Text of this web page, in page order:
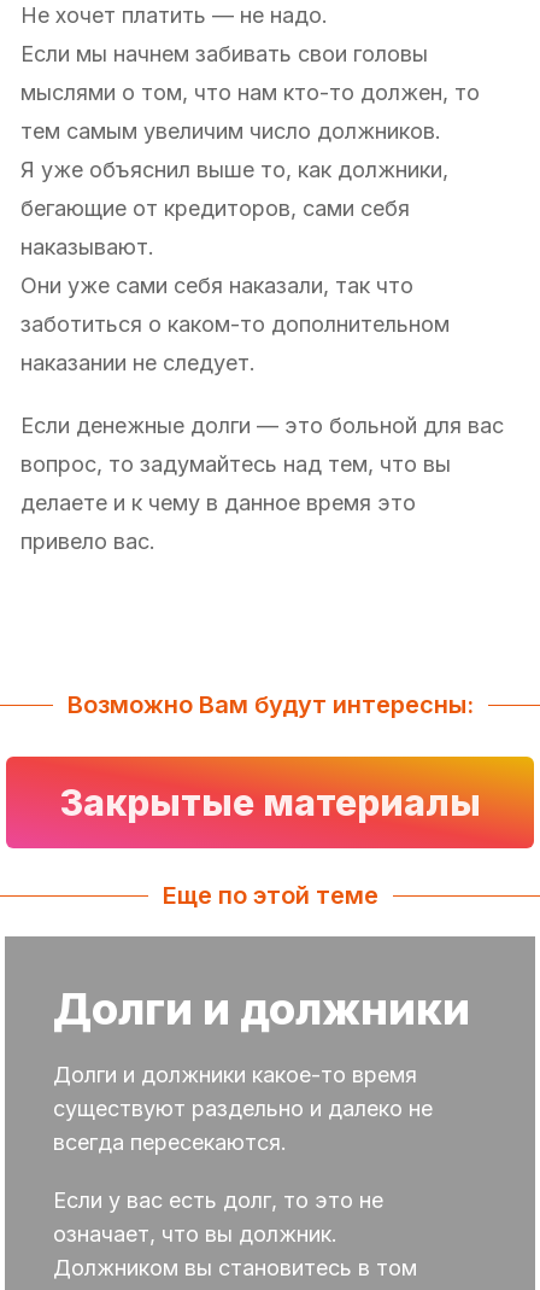
Не хочет платить — не надо.
Если мы начнем забивать свои головы
мыслями о том, что нам кто-то должен, то
тем самым увеличим число должников.
Я уже объяснил выше то, как должники,
бегающие от кредиторов, сами себя
наказывают.
Они уже сами себя наказали, так что
заботиться о каком-то дополнительном
наказании не следует.
Если денежные долги — это больной для вас
вопрос, то задумайтесь над тем, что вы
делаете и к чему в данное время это
привело вас.
Возможно Вам будут интересны:
Закрытые материалы
Еще по этой теме
Долги и должники
Долги и должники какое-то время
существуют раздельно и далеко не
всегда пересекаются.
Если у вас есть долг, то это не
означает, что вы должник.
Должником вы становитесь в том